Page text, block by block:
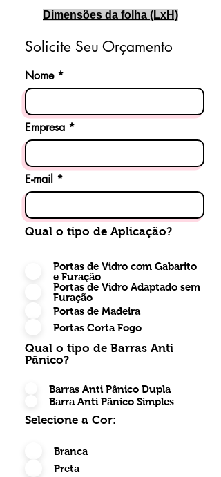
dupla
Dimensões da folha (LxH)
Solicite Seu Orçamento
Nome
Empresa
E-mail
Qual o tipo de Aplicação?
Portas de Vidro com Gabarito
e Furação
Portas de Vidro Adaptado sem
Furação
Portas de Madeira
Portas Corta Fogo
Qual o tipo de Barras Anti
Pânico?
Barras Anti Pânico Dupla
Barra Anti Pânico Simples
Selecione a Cor:
Branca
Preta